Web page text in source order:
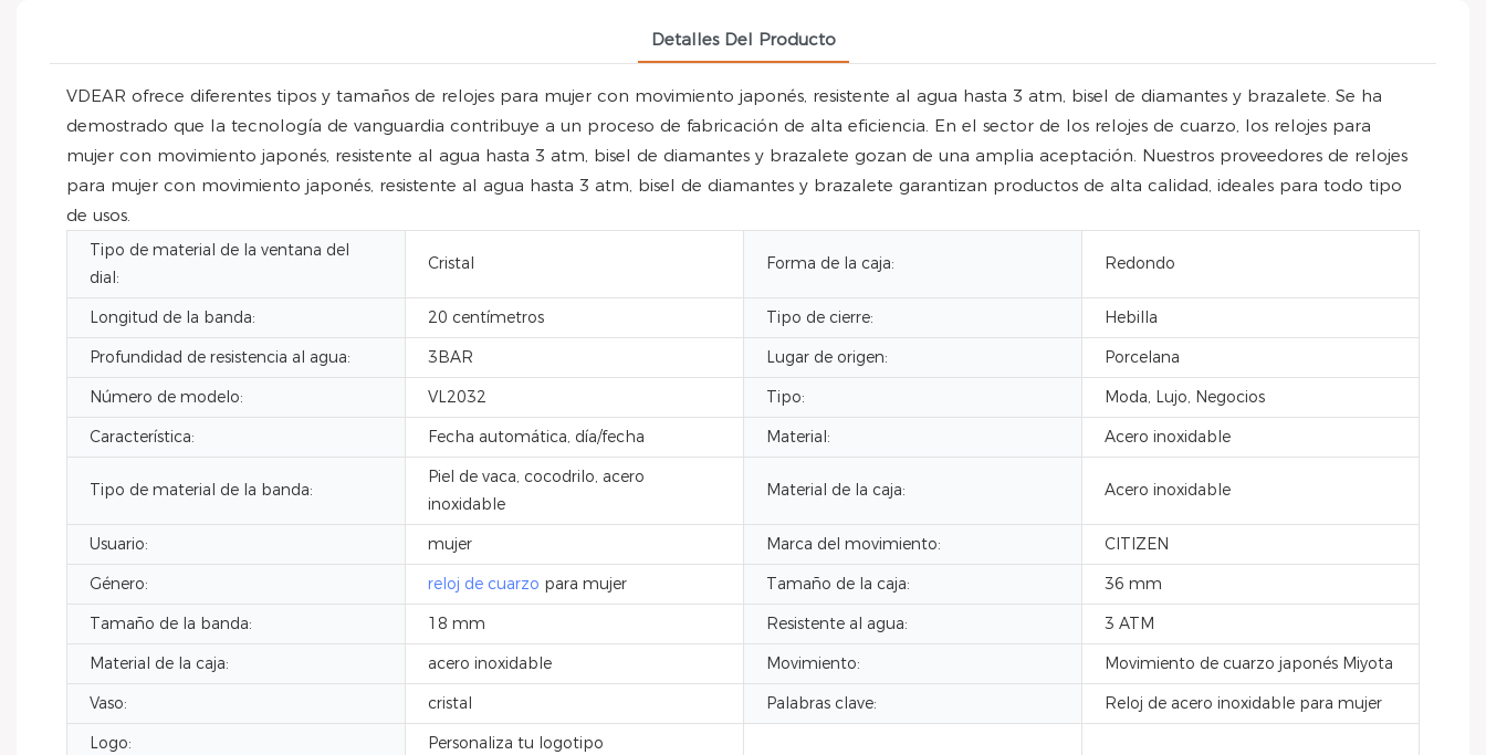
Detalles Del Producto
VDEAR ofrece diferentes tipos y tamaños de relojes para mujer con movimiento japonés, resistente al agua hasta 3 atm, bisel de diamantes y brazalete. Se ha
demostrado que la tecnología de vanguardia contribuye a un proceso de fabricación de alta eficiencia. En el sector de los relojes de cuarzo, los relojes para
mujer con movimiento japonés, resistente al agua hasta 3 atm, bisel de diamantes y brazalete gozan de una amplia aceptación. Nuestros proveedores de relojes
para mujer con movimiento japonés, resistente al agua hasta 3 atm, bisel de diamantes y brazalete garantizan productos de alta calidad, ideales para todo tipo
de usos.
Tipo de material de la ventana del
dial:
Cristal Forma de la caja: Redondo
Longitud de la banda: 20 centímetros Tipo de cierre:
Hebilla
Profundidad de resistencia al agua:
3BAR Lugar de origen:
Porcelana
Número de modelo:
VL2032 Tipo:
Moda, Lujo, Negocios
Característica:
Fecha automática, día/fecha Material: Acero inoxidable
Tipo de material de la banda:
Piel de vaca, cocodrilo, acero
inoxidable
Material de la caja: Acero inoxidable
Usuario: mujer Marca del movimiento:
CITIZEN
Género:
reloj de cuarzo para mujer Tamaño de la caja:
36 mm
Tamaño de la banda:
18 mm Resistente al agua:
3 ATM
Material de la caja:
acero inoxidable Movimiento:
Movimiento de cuarzo japonés Miyota
Vaso:
cristal Palabras clave:
Reloj de acero inoxidable para mujer
Logo:
Personaliza tu logotipo